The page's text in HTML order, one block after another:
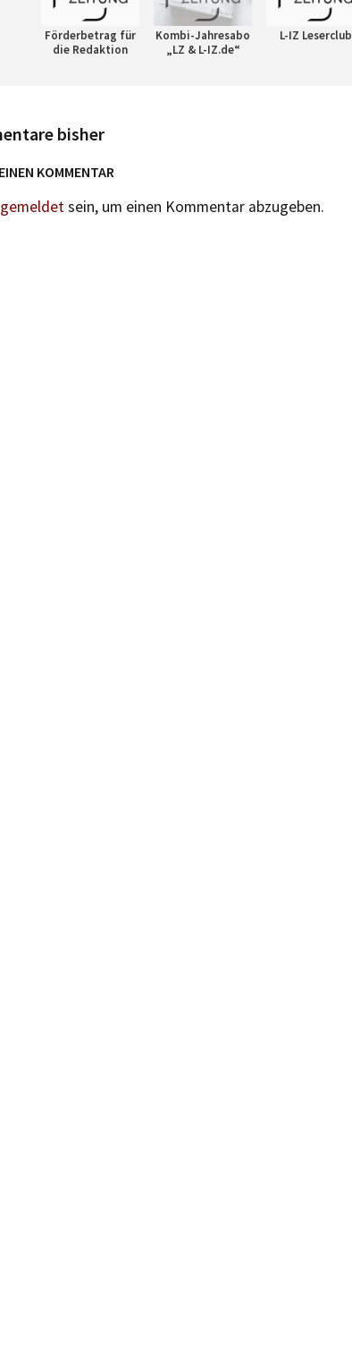
Förderbetrag für
die Redaktion
Kombi-Jahresabo
„LZ & L-IZ.de“
L-IZ Leserclub
bisher
KOMMENTAR
sein, um einen Kommentar abzugeben.